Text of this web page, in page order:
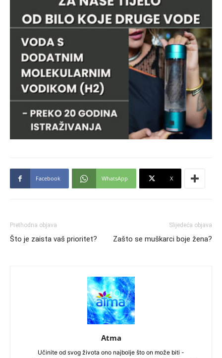
Facebook WhatsApp X
Prethodna objava
Što je zaista vaš prioritet?
Slijedeća objava
Zašto se muškarci boje žena?
Atma
Učinite od svog života ono najbolje što on može biti -